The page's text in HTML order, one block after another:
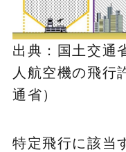
出典：国土交通
人航空機の飛行
通省）
特定飛行に該当